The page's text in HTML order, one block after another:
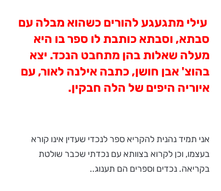
עילי מתגעגע להורים כשהוא מבלה עם
סבתא, וסבתא כותבת לו ספר בו היא
מעלה שאלות בהן מתחבט הנכד. יצא
בהוצ' אבן חושן, כתבה אילנה לאור, עם
איוריה היפים של הלה חבקין.
אני תמיד נהנית להקריא ספר לנכדי שעדין אינו קורא
בעצמו, וכן לקרוא בצוותא עם נכדתי שכבר שולטת
בקריאה. נכדים וספרים הם תענוג..